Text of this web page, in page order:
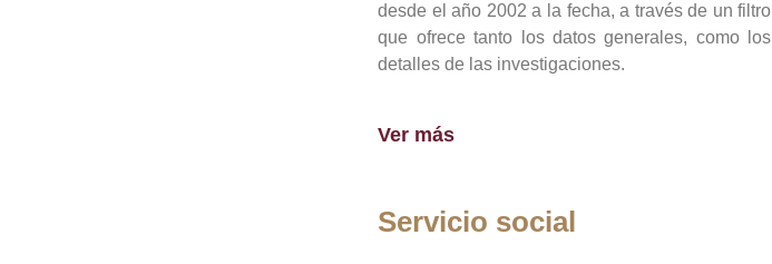
desde el año 2002 a la fecha, a través de un filtro
que ofrece tanto los datos generales, como los
detalles de las investigaciones.
Ver más
Servicio social